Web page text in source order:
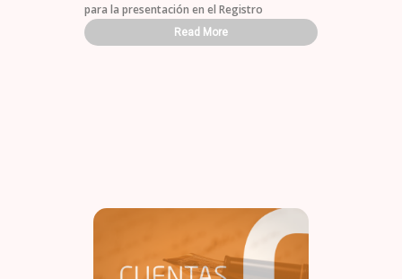
para la presentación en el Registro
Read More